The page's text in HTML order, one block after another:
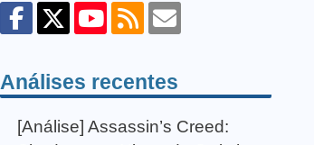
Análises recentes
[Análise] Assassin’s Creed: